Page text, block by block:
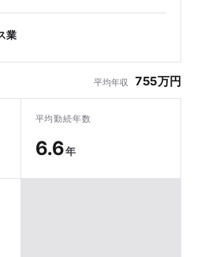
業
平均年収 755万円
平均勤続年数
6.6年